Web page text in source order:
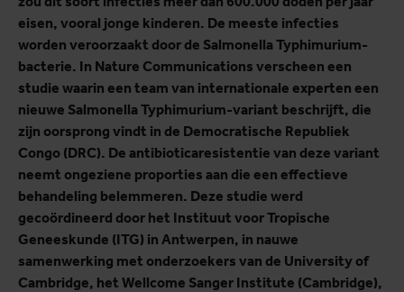
eisen, vooral jonge kinderen. De meeste infecties
worden veroorzaakt door de Salmonella Typhimurium-
bacterie. In Nature Communications verscheen een
studie waarin een team van internationale experten een
nieuwe Salmonella Typhimurium-variant beschrijft, die
zijn oorsprong vindt in de Democratische Republiek
Congo (DRC). De antibioticaresistentie van deze variant
neemt ongeziene proporties aan die een effectieve
behandeling belemmeren. Deze studie werd
gecoördineerd door het Instituut voor Tropische
Geneeskunde (ITG) in Antwerpen, in nauwe
samenwerking met onderzoekers van de University of
Cambridge, het Wellcome Sanger Institute (Cambridge),